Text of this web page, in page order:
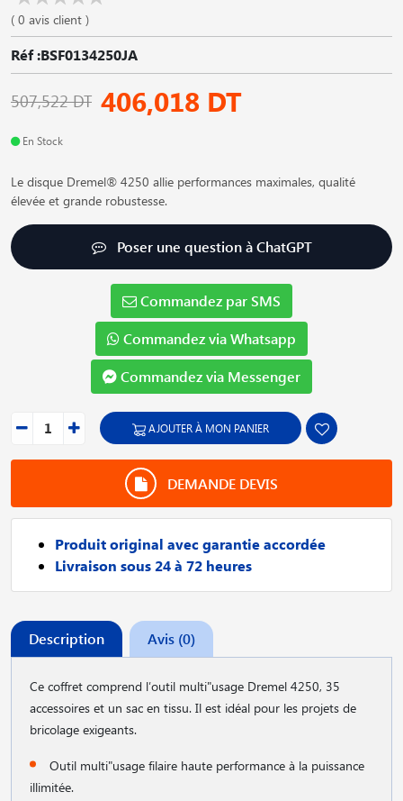
( 0 avis client )
Réf :BSF0134250JA
507,522 DT 406,018 DT
En Stock
Le disque Dremel® 4250 allie performances maximales, qualité
élevée et grande robustesse.
Poser une question à ChatGPT
Commandez par SMS
Commandez via Whatsapp
Commandez via Messenger
AJOUTER À MON PANIER
DEMANDE DEVIS
Produit original avec garantie accordée
Livraison sous 24 à 72 heures
Description Avis (0)
Ce coffret comprend l′outil multi"usage Dremel 4250, 35
accessoires et un sac en tissu. Il est idéal pour les projets de
bricolage exigeants.
Outil multi"usage filaire haute performance à la puissance
illimitée.